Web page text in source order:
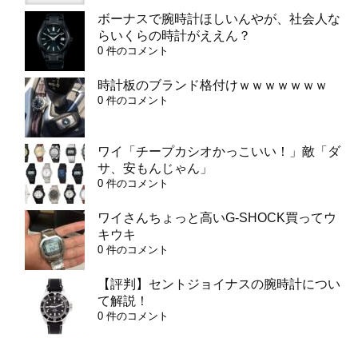
ボーナスで腕時計ほしいんやが、社会人な
らいくらの時計がええん？
0 件のコメント
時計板のブランド格付けｗｗｗｗｗｗｗ
0 件のコメント
ワイ「チープカシオかっこいい！」敵「ダ
サ、安もんじゃん」
0 件のコメント
ワイさんちょっと高いG-SHOCK買ってウ
キウキ
0 件のコメント
【評判】セントジョイナスの腕時計につい
て解説！
0 件のコメント